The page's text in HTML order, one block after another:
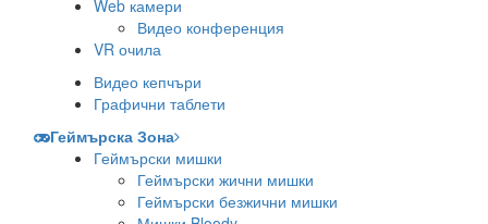
Web камери
Видео конференция
VR очила
Видео кепчъри
Графични таблети
Геймърска Зона
Геймърски мишки
Геймърски жични мишки
Геймърски безжични мишки